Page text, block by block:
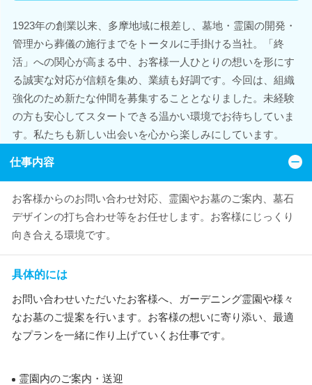
1923年の創業以来、多摩地域に根差し、墓地・霊園の開発・
管理から葬儀の施行までをトータルに手掛ける当社。「終
活」への関心が高まる中、お客様一人ひとりの想いを形にす
る誠実な対応が信頼を集め、業績も好調です。今回は、組織
強化のため新たな仲間を募集することとなりました。未経験
の方も安心してスタートできる温かい環境でお待ちしていま
す。私たちも新しい出会いを心から楽しみにしています。
仕事内容
お客様からのお問い合わせ対応、霊園やお墓のご案内、墓石
デザインの打ち合わせ等をお任せします。お客様にじっくり
向き合える環境です。
具体的には
お問い合わせいただいたお客様へ、ガーデニング霊園や様々
なお墓のご提案を行います。お客様の想いに寄り添い、最適
なプランを一緒に作り上げていくお仕事です。
霊園内のご案内・送迎